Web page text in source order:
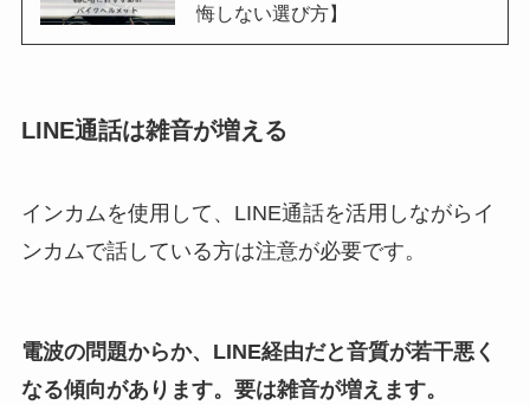
悔しない選び方】
LINE通話は雑音が増える
インカムを使用して、LINE通話を活用しながらイ
ンカムで話している方は注意が必要です。
電波の問題からか、LINE経由だと音質が若干悪く
なる傾向があります。要は雑音が増えます。